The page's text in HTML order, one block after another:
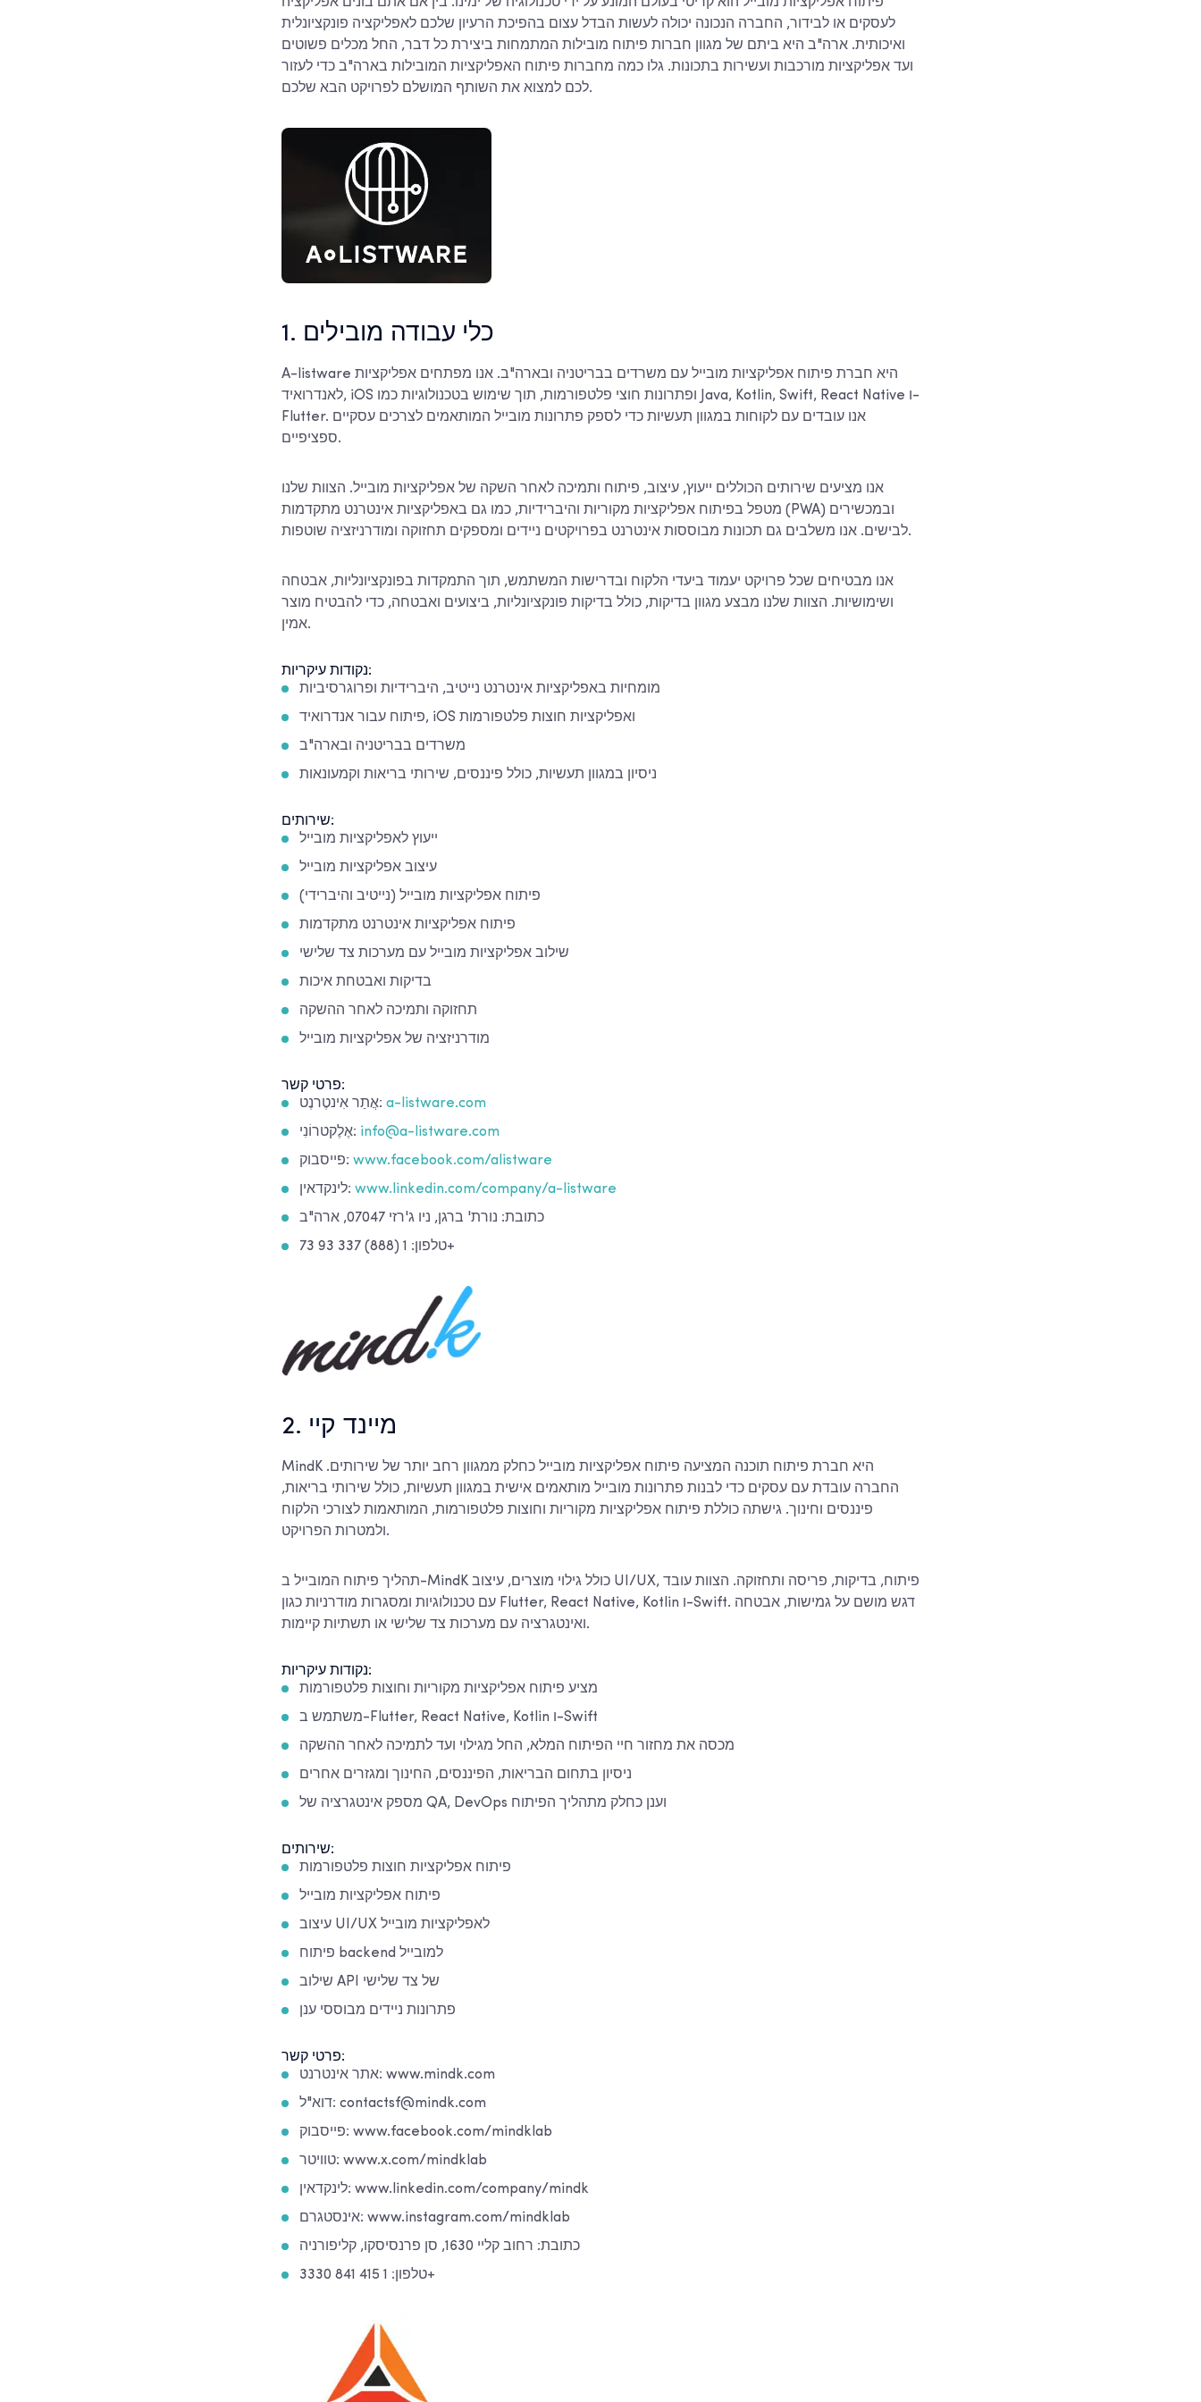
לעסקים או לבידור, החברה הנכונה יכולה לעשות הבדל עצום בהפיכת הרעיון שלכם לאפליקציה פונקציונלית
ואיכותית. ארה"ב היא ביתם של מגוון חברות פיתוח מובילות המתמחות ביצירת כל דבר, החל מכלים פשוטים
ועד אפליקציות מורכבות ועשירות בתכונות. גלו כמה מחברות פיתוח האפליקציות המובילות בארה"ב כדי לעזור
לכם למצוא את השותף המושלם לפרויקט הבא שלכם.
1. כלי עבודה מובילים
A-listware היא חברת פיתוח אפליקציות מובייל עם משרדים בבריטניה ובארה"ב. אנו מפתחים אפליקציות
לאנדרואיד, iOS ופתרונות חוצי פלטפורמות, תוך שימוש בטכנולוגיות כמו Java, Kotlin, Swift, React Native ו-
Flutter. אנו עובדים עם לקוחות במגוון תעשיות כדי לספק פתרונות מובייל המותאמים לצרכים עסקיים
ספציפיים.
אנו מציעים שירותים הכוללים ייעוץ, עיצוב, פיתוח ותמיכה לאחר השקה של אפליקציות מובייל. הצוות שלנו
מטפל בפיתוח אפליקציות מקוריות והיברידיות, כמו גם באפליקציות אינטרנט מתקדמות (PWA) ובמכשירים
לבישים. אנו משלבים גם תכונות מבוססות אינטרנט בפרויקטים ניידים ומספקים תחזוקה ומודרניזציה שוטפות.
אנו מבטיחים שכל פרויקט יעמוד ביעדי הלקוח ובדרישות המשתמש, תוך התמקדות בפונקציונליות, אבטחה
ושימושיות. הצוות שלנו מבצע מגוון בדיקות, כולל בדיקות פונקציונליות, ביצועים ואבטחה, כדי להבטיח מוצר
אמין.
נקודות עיקריות:
מומחיות באפליקציות אינטרנט נייטיב, היברידיות ופרוגרסיביות
פיתוח עבור אנדרואיד, iOS ואפליקציות חוצות פלטפורמות
משרדים בבריטניה ובארה"ב
ניסיון במגוון תעשיות, כולל פיננסים, שירותי בריאות וקמעונאות
שירותים:
ייעוץ לאפליקציות מובייל
עיצוב אפליקציות מובייל
פיתוח אפליקציות מובייל (נייטיב והיברידי)
פיתוח אפליקציות אינטרנט מתקדמות
שילוב אפליקציות מובייל עם מערכות צד שלישי
בדיקות ואבטחת איכות
תחזוקה ותמיכה לאחר ההשקה
מודרניזציה של אפליקציות מובייל
פרטי קשר:
אֲתַר אִינטֶרנֶט: a-listware.com
אֶלֶקטרוֹנִי: info@a-listware.com
פייסבוק: www.facebook.com/alistware
לינקדאין: www.linkedin.com/company/a-listware
כתובת: נורת' ברגן, ניו ג'רזי 07047, ארה"ב
טלפון: 1 (888) 337 93 73+
2. מיינד קיי
MindK היא חברת פיתוח תוכנה המציעה פיתוח אפליקציות מובייל כחלק ממגוון רחב יותר של שירותים.
החברה עובדת עם עסקים כדי לבנות פתרונות מובייל מותאמים אישית במגוון תעשיות, כולל שירותי בריאות,
פיננסים וחינוך. גישתה כוללת פיתוח אפליקציות מקוריות וחוצות פלטפורמות, המותאמות לצורכי הלקוח
ולמטרות הפרויקט.
תהליך פיתוח המובייל ב-MindK כולל גילוי מוצרים, עיצוב UI/UX, פיתוח, בדיקות, פריסה ותחזוקה. הצוות עובד
עם טכנולוגיות ומסגרות מודרניות כגון Flutter, React Native, Kotlin ו-Swift. דגש מושם על גמישות, אבטחה
ואינטגרציה עם מערכות צד שלישי או תשתיות קיימות.
נקודות עיקריות:
מציע פיתוח אפליקציות מקוריות וחוצות פלטפורמות
משתמש ב-Flutter, React Native, Kotlin ו-Swift
מכסה את מחזור חיי הפיתוח המלא, החל מגילוי ועד לתמיכה לאחר ההשקה
ניסיון בתחום הבריאות, הפיננסים, החינוך ומגזרים אחרים
מספק אינטגרציה של QA, DevOps וענן כחלק מתהליך הפיתוח
שירותים:
פיתוח אפליקציות חוצות פלטפורמות
פיתוח אפליקציות מובייל
עיצוב UI/UX לאפליקציות מובייל
פיתוח backend למובייל
שילוב API של צד שלישי
פתרונות ניידים מבוססי ענן
פרטי קשר:
אתר אינטרנט: www.mindk.com
דוא"ל: contactsf@mindk.com
פייסבוק: www.facebook.com/mindklab
טוויטר: www.x.com/mindklab
לינקדאין: www.linkedin.com/company/mindk
אינסטגרם: www.instagram.com/mindklab
כתובת: רחוב קליי 1630, סן פרנסיסקו, קליפורניה
טלפון: 1 415 841 3330+